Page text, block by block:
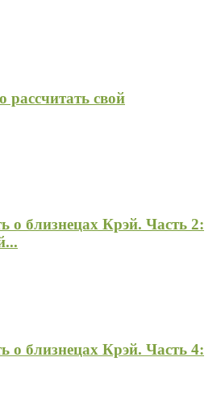
рассчитать свой
о близнецах Крэй. Часть 2:
о близнецах Крэй. Часть 4: